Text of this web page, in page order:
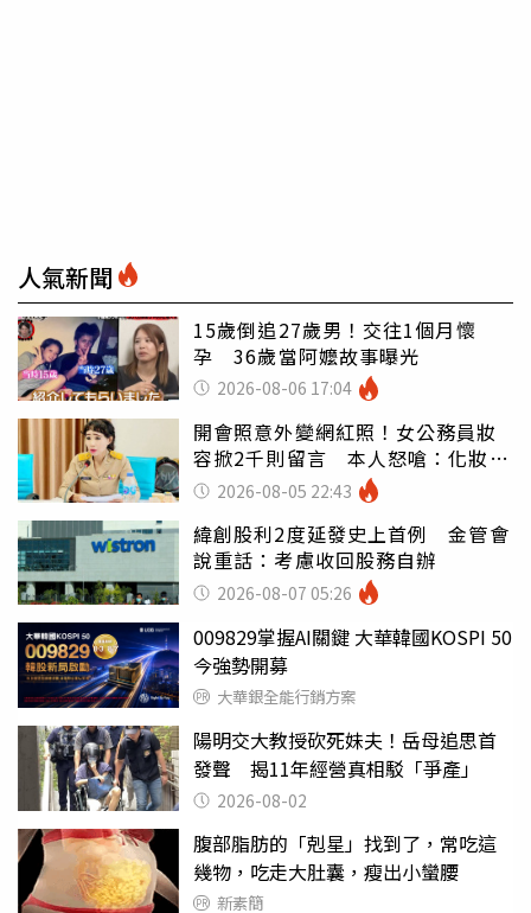
人氣新聞
15歲倒追27歲男！交往1個月懷
孕 36歲當阿嬤故事曝光
2026-08-06 17:04
開會照意外變網紅照！女公務員妝
容掀2千則留言 本人怒嗆：化妝有
錯嗎2026-08-05 22:43
緯創股利2度延發史上首例 金管會
說重話：考慮收回股務自辦
2026-08-07 05:26
009829掌握AI關鍵 大華韓國KOSPI 50
今強勢開募
大華銀全能行銷方案
陽明交大教授砍死妹夫！岳母追思首
發聲 揭11年經營真相駁「爭產」
2026-08-02
腹部脂肪的「剋星」找到了，常吃這
幾物，吃走大肚囊，瘦出小蠻腰
新素簡